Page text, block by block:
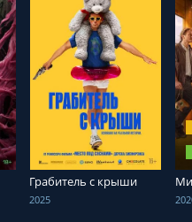
СМОТРЕТЬ ОНЛАЙН
Грабитель с крыши
2025